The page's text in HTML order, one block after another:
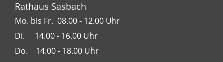
Rathaus Sasbach
Mo. bis Fr. 08.00 - 12.00 Uhr
Di. 14.00 - 16.00 Uhr
Do. 14.00 - 18.00 Uhr